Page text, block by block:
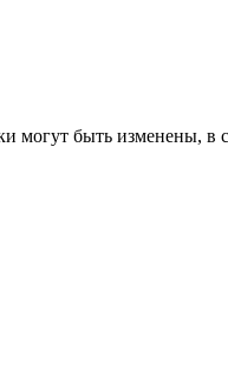
могут быть изменены, в